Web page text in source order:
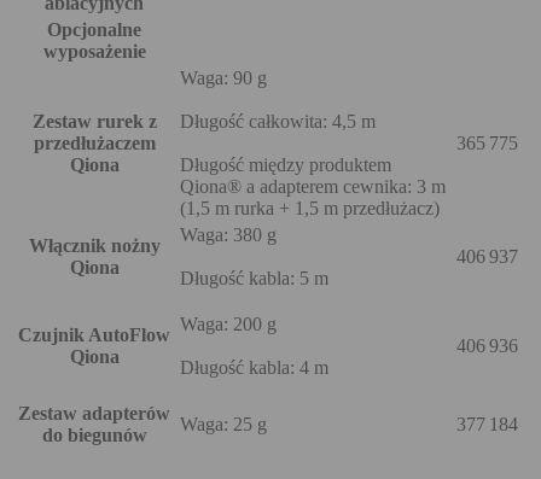
Opcjonalne
wyposażenie
Zestaw rurek z
przedłużaczem
Qiona
Waga: 90 g
Długość całkowita: 4,5 m
Długość między produktem
Qiona® a adapterem cewnika: 3 m
(1,5 m rurka + 1,5 m przedłużacz)
365 775
Włącznik nożny
Qiona
Waga: 380 g
Długość kabla: 5 m
406 937
Czujnik AutoFlow
Qiona
Waga: 200 g
Długość kabla: 4 m
406 936
Zestaw adapterów
do biegunów
Waga: 25 g 377 184